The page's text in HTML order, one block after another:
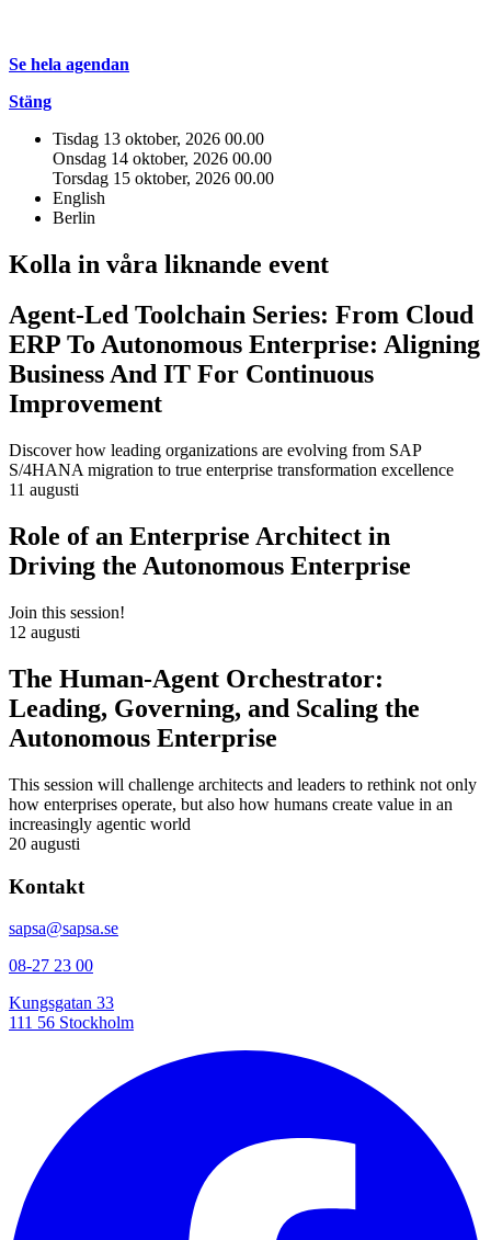
Se hela agendan
Stäng
Tisdag 13 oktober, 2026 00.00
Onsdag 14 oktober, 2026 00.00
Torsdag 15 oktober, 2026 00.00
English
Berlin
Kolla in våra liknande event
Agent-Led Toolchain Series: From Cloud
ERP To Autonomous Enterprise: Aligning
Business And IT For Continuous
Improvement
Discover how leading organizations are evolving from SAP
S/4HANA migration to true enterprise transformation excellence
11 augusti
Role of an Enterprise Architect in
Driving the Autonomous Enterprise
Join this session!
12 augusti
The Human-Agent Orchestrator:
Leading, Governing, and Scaling the
Autonomous Enterprise
This session will challenge architects and leaders to rethink not only
how enterprises operate, but also how humans create value in an
increasingly agentic world
20 augusti
Kontakt
sapsa@sapsa.se
08-27 23 00
Kungsgatan 33
111 56 Stockholm